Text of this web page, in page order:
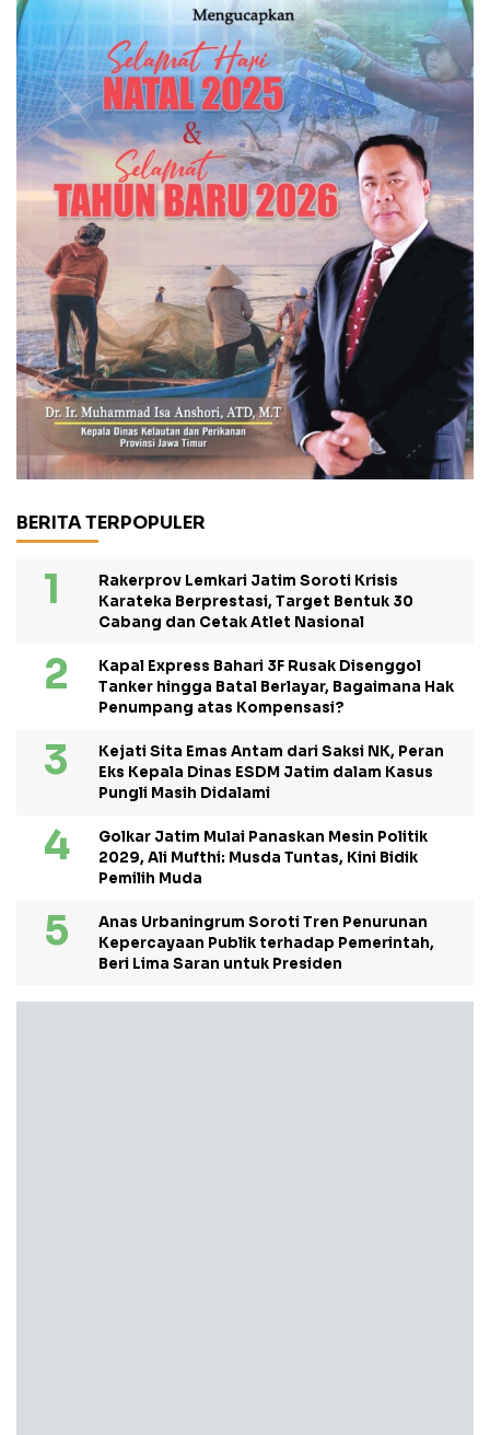
BERITA TERPOPULER
Rakerprov Lemkari Jatim Soroti Krisis
Karateka Berprestasi, Target Bentuk 30
Cabang dan Cetak Atlet Nasional
Kapal Express Bahari 3F Rusak Disenggol
Tanker hingga Batal Berlayar, Bagaimana Hak
Penumpang atas Kompensasi?
Kejati Sita Emas Antam dari Saksi NK, Peran
Eks Kepala Dinas ESDM Jatim dalam Kasus
Pungli Masih Didalami
Golkar Jatim Mulai Panaskan Mesin Politik
2029, Ali Mufthi: Musda Tuntas, Kini Bidik
Pemilih Muda
Anas Urbaningrum Soroti Tren Penurunan
Kepercayaan Publik terhadap Pemerintah,
Beri Lima Saran untuk Presiden